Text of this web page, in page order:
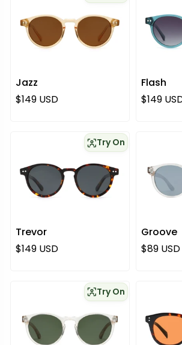
Jazz
Regulärer Preis
$149 USD
Flash
$149
Trevor
Try On
Regulärer Preis
$149 USD
Groove
$89 USD
Try On